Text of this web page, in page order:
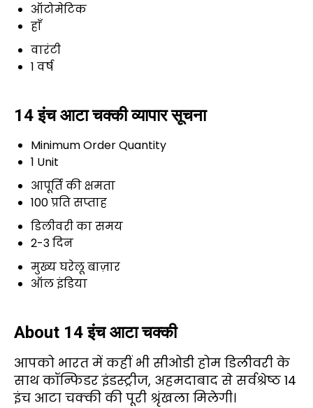
ऑटोमेटिक
हाँ
वारंटी
1 वर्ष
14 इंच आटा चक्की व्यापार सूचना
Minimum Order Quantity
1 Unit
आपूर्ति की क्षमता
100 प्रति सप्ताह
डिलीवरी का समय
2-3 दिन
मुख्य घरेलू बाज़ार
ऑल इंडिया
About 14 इंच आटा चक्की
आपको भारत में कहीं भी सीओडी होम डिलीवरी के
साथ कॉन्फिडर इंडस्ट्रीज, अहमदाबाद से सर्वश्रेष्ठ 14
इंच आटा चक्की की पूरी श्रृंखला मिलेगी।